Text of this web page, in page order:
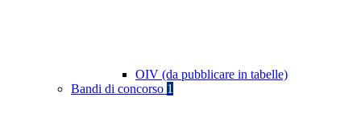
OIV (da pubblicare in tabelle)
Bandi di concorso 1